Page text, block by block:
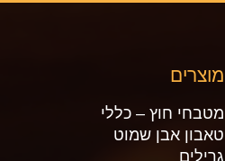
מוצרים
מטבחי חוץ – כללי
טאבון אבן שמוט
גרילים